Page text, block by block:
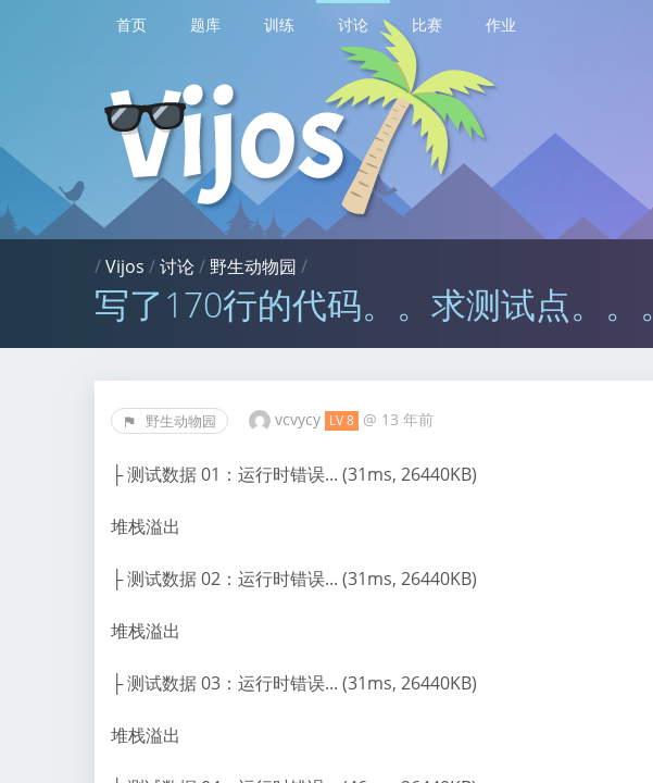
首页 题库 训练 讨论 比赛 作业
/Vijos /讨论/ 野生动物园 /
写了170行的代码。。求测试点。。。
野生动物园 vcvycy LV 8 @ 13 年前
├ 测试数据 01：运行时错误... (31ms, 26440KB)
堆栈溢出
├ 测试数据 02：运行时错误... (31ms, 26440KB)
堆栈溢出
├ 测试数据 03：运行时错误... (31ms, 26440KB)
堆栈溢出